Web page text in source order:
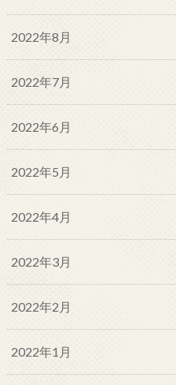
2022年8月
2022年7月
2022年6月
2022年5月
2022年4月
2022年3月
2022年2月
2022年1月